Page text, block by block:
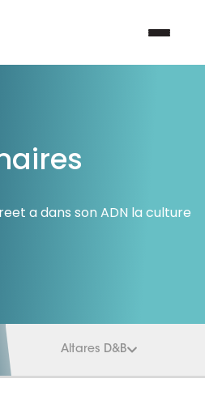
a dans son ADN la culture
Altares D&B